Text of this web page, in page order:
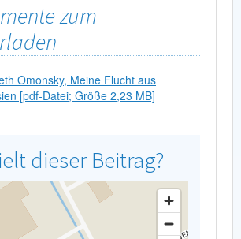
zum
Omonsky, Meine Flucht aus
[pdf-Datei; Größe 2,23 MB]
dieser Beitrag?